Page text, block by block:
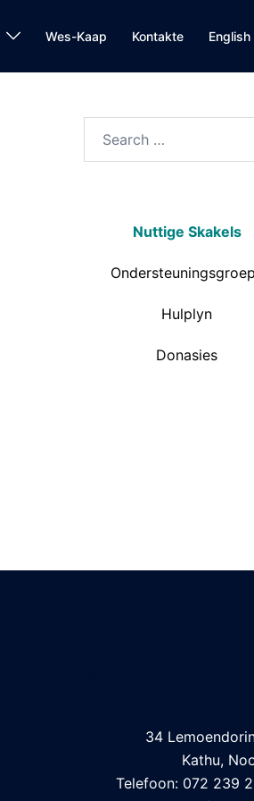
Wes-Kaap Kontakte English
Nuttige Skakels
Hulplyn
Donasies
34
Kathu,
Telefoon: 072 239